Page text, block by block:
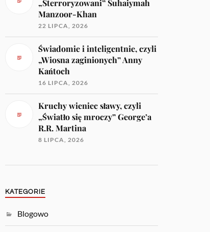
„Sterroryzowani” Suhaiymah
Manzoor-Khan
22 LIPCA, 2026
Świadomie i inteligentnie, czyli
„Wiosna zaginionych” Anny
Kańtoch
16 LIPCA, 2026
Kruchy wieniec sławy, czyli
„Światło się mroczy” George’a
R.R. Martina
8 LIPCA, 2026
KATEGORIE
Blogowo